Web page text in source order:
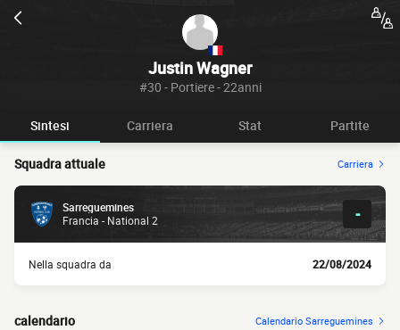
Justin Wagner
#30 - Portiere - 22anni
Sintesi Carriera Stat Partite
Squadra attuale Carriera
Sarreguemines
Francia - National 2
-
Nella squadra da 22/08/2024
calendario Calendario Sarreguemines